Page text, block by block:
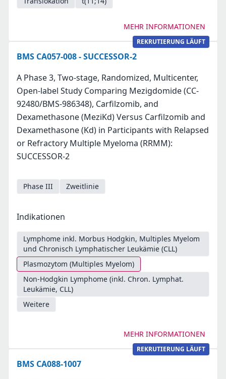
MEHR INFORMATIONEN
REKRUTIERUNG LÄUFT
BMS CA057-008 - SUCCESSOR-2
A Phase 3, Two-stage, Randomized, Multicenter,
Open-label Study Comparing Mezigdomide (CC-
92480/BMS-986348), Carfilzomib, and
Dexamethasone (MeziKd) Versus Carfilzomib and
Dexamethasone (Kd) in Participants with Relapsed
or Refractory Multiple Myeloma (RRMM):
SUCCESSOR-2
Phase III Zweitlinie
Indikationen
Lymphome inkl. Morbus Hodgkin, Multiples Myelom
und Chronisch Lymphatischer Leukämie (CLL)
Plasmozytom (Multiples Myelom)
Non-Hodgkin Lymphome (inkl. Chron. Lymphat.
Leukämie, CLL)
Weitere
MEHR INFORMATIONEN
REKRUTIERUNG LÄUFT
BMS CA088-1007